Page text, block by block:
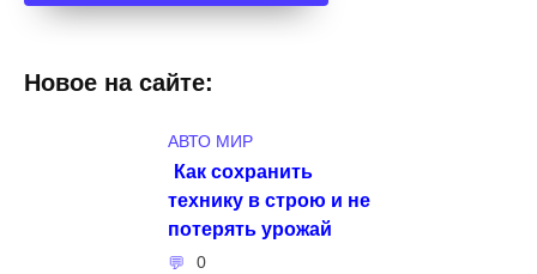
Новое на сайте:
АВТО МИР
Как сохранить
технику в строю и не
потерять урожай
0